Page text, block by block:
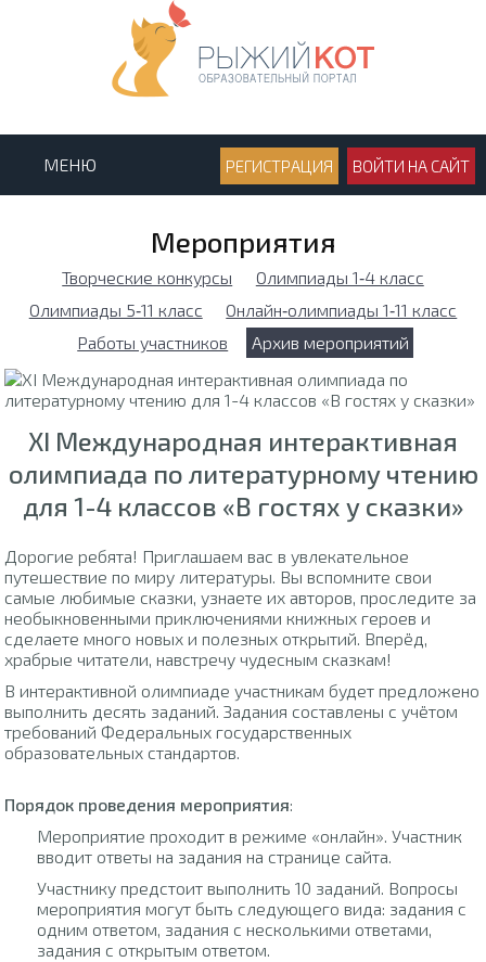
МЕНЮ РЕГИСТРАЦИЯ ВОЙТИ НА САЙТ
Мероприятия
Творческие конкурсы
Олимпиады 1‑4 класс
Олимпиады 5‑11 класс
Онлайн‑олимпиады 1‑11 класс
Работы участников
Архив мероприятий
XI Международная интерактивная
олимпиада по литературному чтению
для 1-4 классов «В гостях у сказки»
Дорогие ребята! Приглашаем вас в увлекательное
путешествие по миру литературы. Вы вспомните свои
самые любимые сказки, узнаете их авторов, проследите за
необыкновенными приключениями книжных героев и
сделаете много новых и полезных открытий. Вперёд,
храбрые читатели, навстречу чудесным сказкам!
В интерактивной олимпиаде участникам будет предложено
выполнить десять заданий. Задания составлены с учётом
требований Федеральных государственных
образовательных стандартов.
Порядок проведения мероприятия:
Мероприятие проходит в режиме «онлайн». Участник
вводит ответы на задания на странице сайта.
Участнику предстоит выполнить 10 заданий. Вопросы
мероприятия могут быть следующего вида: задания с
одним ответом, задания с несколькими ответами,
задания с открытым ответом.